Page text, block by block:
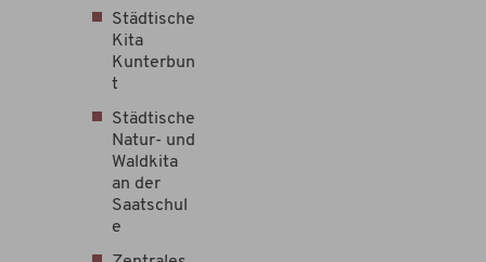
Städtische
Kita
Kunterbun
t
Städtische
Natur- und
Waldkita
an der
Saatschul
e